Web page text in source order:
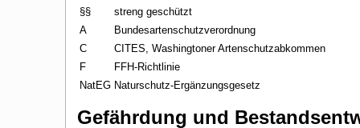
§§
streng geschützt
A
Bundesartenschutzverordnung
C
CITES, Washingtoner Artenschutzabkommen
F
FFH-Richtlinie
NatEG Naturschutz-Ergänzungsgesetz
Gefährdung und